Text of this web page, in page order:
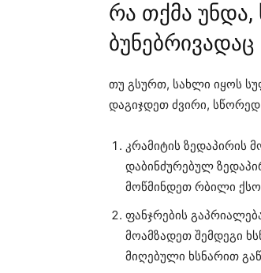
რა თქმა
ბუნებრივადაც
თუ გსურთ, სახლი იყოს
დაგიჯდეთ ძვირი,
კრამიტის ზედაპირის
დაბინძურებულ
მოწმინდეთ რბილი
ფანჯრების
მოამზადეთ შემდეგი
მიღებული ხსნარით